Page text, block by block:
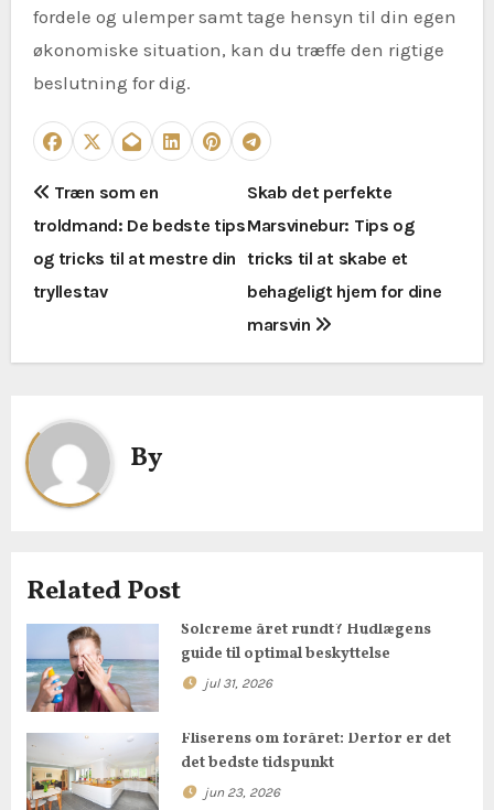
fordele og ulemper samt tage hensyn til din egen
økonomiske situation, kan du træffe den rigtige
beslutning for dig.
I
n
d
æ
g
s
n
v
i
g
a
t
Træn som en
troldmand: De bedste tips
og tricks til at mestre din
tryllestav
Skab det perfekte
Marsvinebur: Tips og
tricks til at skabe et
behageligt hjem for dine
marsvin
By
Related Post
Solcreme året rundt? Hudlægens
guide til optimal beskyttelse
jul 31, 2026
Fliserens om foråret: Derfor er det
det bedste tidspunkt
jun 23, 2026